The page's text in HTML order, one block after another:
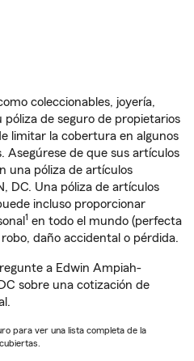
coleccionables, joyería,
de seguro de propietarios
limitar la cobertura en algunos
Asegúrese de que sus artículos
una póliza de artículos
DC. Una póliza de artículos
incluso proporcionar
1 en todo el mundo (perfecta
daño accidental o pérdida.
a Edwin Ampiah-
sobre una cotización de
para ver una lista completa de la